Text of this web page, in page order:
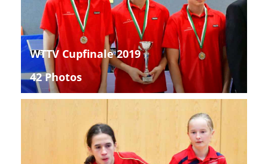
WTTV Cupfinale 2019
42 Photos